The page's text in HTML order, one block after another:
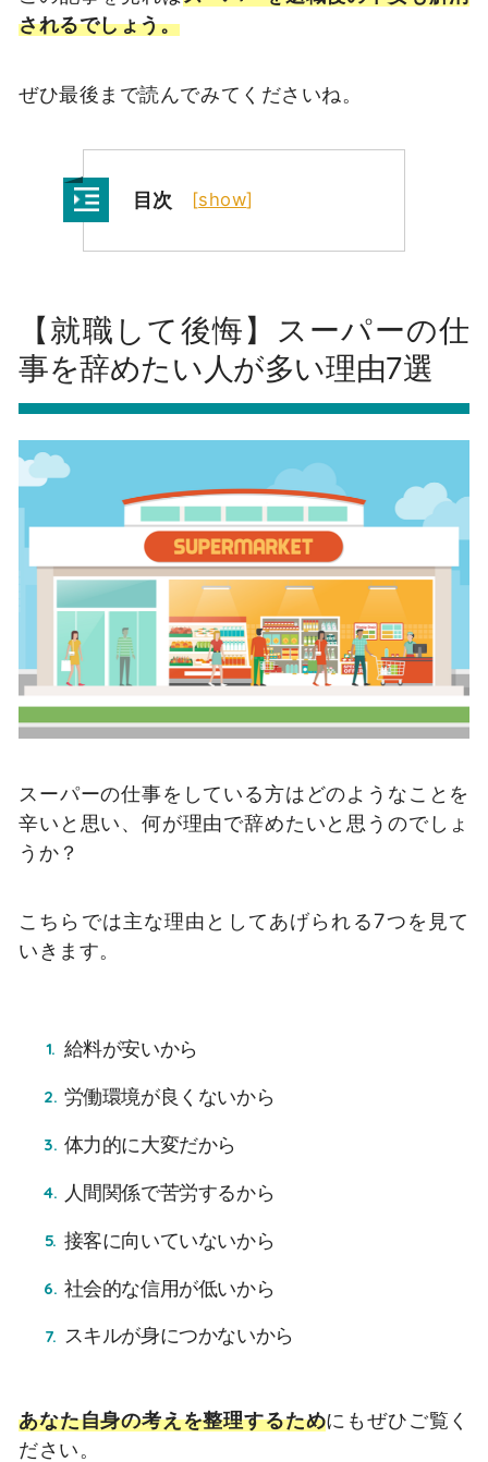
されるでしょう。
ぜひ最後まで読んでみてくださいね。
目次 [show]
【就職して後悔】スーパーの仕
事を辞めたい人が多い理由7選
スーパーの仕事をしている方はどのようなことを
辛いと思い、何が理由で辞めたいと思うのでしょ
うか？
こちらでは主な理由としてあげられる7つを見て
いきます。
給料が安いから
労働環境が良くないから
体力的に大変だから
人間関係で苦労するから
接客に向いていないから
社会的な信用が低いから
スキルが身につかないから
あなた自身の考えを整理するためにもぜひご覧く
ださい。